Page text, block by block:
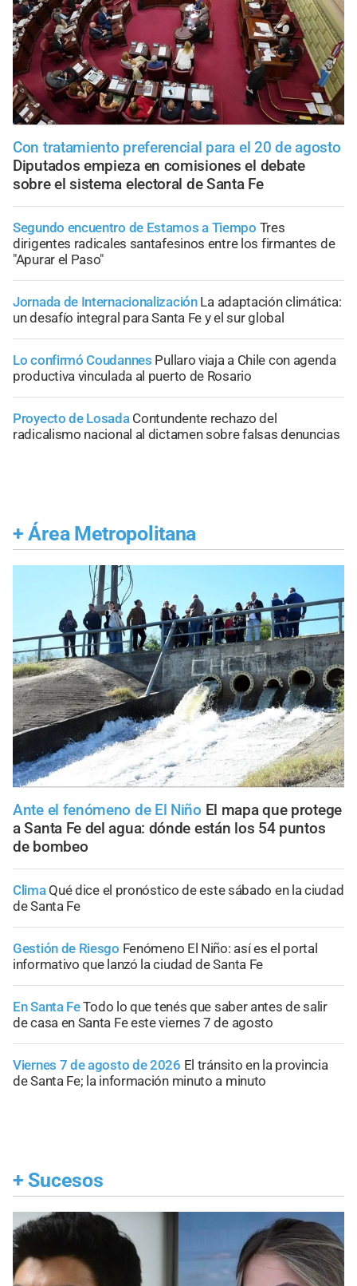
Con tratamiento preferencial para el 20 de agosto
Diputados empieza en comisiones el debate
sobre el sistema electoral de Santa Fe
Segundo encuentro de Estamos a Tiempo Tres
dirigentes radicales santafesinos entre los firmantes de
"Apurar el Paso"
Jornada de Internacionalización La adaptación climática:
un desafío integral para Santa Fe y el sur global
Lo confirmó Coudannes Pullaro viaja a Chile con agenda
productiva vinculada al puerto de Rosario
Proyecto de Losada Contundente rechazo del
radicalismo nacional al dictamen sobre falsas denuncias
+ Área Metropolitana
Ante el fenómeno de El Niño El mapa que protege
a Santa Fe del agua: dónde están los 54 puntos
de bombeo
Clima Qué dice el pronóstico de este sábado en la ciudad
de Santa Fe
Gestión de Riesgo Fenómeno El Niño: así es el portal
informativo que lanzó la ciudad de Santa Fe
En Santa FeTodo lo que tenés que saber antes de salir
de casa en Santa Fe este viernes 7 de agosto
Viernes 7 de agosto de 2026 El tránsito en la provincia
de Santa Fe; la información minuto a minuto
+ Sucesos